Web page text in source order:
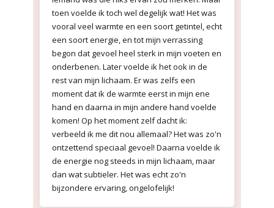
toen voelde ik toch wel degelijk wat! Het was
vooral veel warmte en een soort getintel, echt
een soort energie, en tot mijn verrassing
begon dat gevoel heel sterk in mijn voeten en
onderbenen. Later voelde ik het ook in de
rest van mijn lichaam. Er was zelfs een
moment dat ik de warmte eerst in mijn ene
hand en daarna in mijn andere hand voelde
komen! Op het moment zelf dacht ik:
verbeeld ik me dit nou allemaal? Het was zo'n
ontzettend speciaal gevoel! Daarna voelde ik
de energie nog steeds in mijn lichaam, maar
dan wat subtieler. Het was echt zo'n
bijzondere ervaring, ongelofelijk!